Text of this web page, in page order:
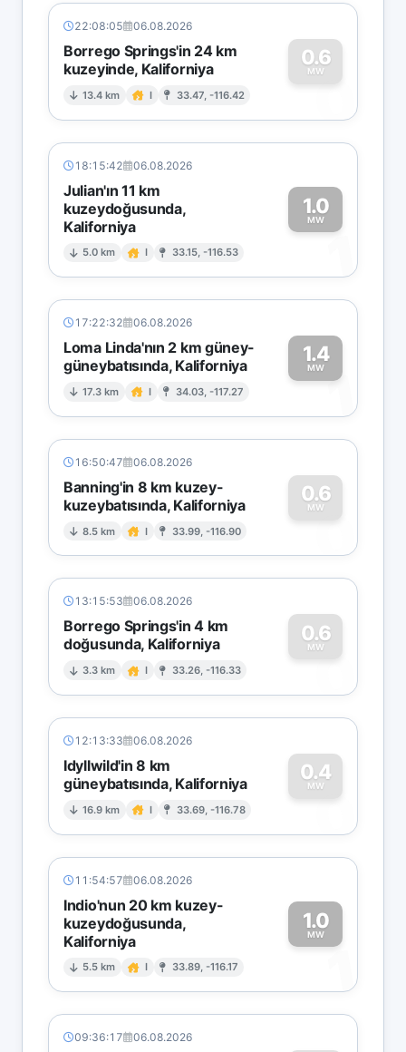
22:08:05 06.08.2026
Borrego Springs'in 24 km
kuzeyinde, Kaliforniya
13.4 km I 33.47, -116.42
0.6
MW
0
18:15:42 06.08.2026
Julian'ın 11 km
kuzeydoğusunda,
Kaliforniya
5.0 km I 33.15, -116.53
1.0
MW
1
17:22:32 06.08.2026
Loma Linda'nın 2 km güney-
güneybatısında, Kaliforniya
17.3 km I 34.03, -117.27
1.4
MW1
16:50:47 06.08.2026
Banning'in 8 km kuzey-
kuzeybatısında, Kaliforniya
8.5 km I 33.99, -116.90
0.6
MW
0
13:15:53 06.08.2026
Borrego Springs'in 4 km
doğusunda, Kaliforniya
3.3 km I 33.26, -116.33
0.6
MW
0
12:13:33 06.08.2026
Idyllwild'in 8 km
güneybatısında, Kaliforniya
16.9 km I 33.69, -116.78
0.4
MW
0
11:54:57 06.08.2026
Indio'nun 20 km kuzey-
kuzeydoğusunda,
Kaliforniya
5.5 km I 33.89, -116.17
1.0
MW
1
09:36:17 06.08.2026